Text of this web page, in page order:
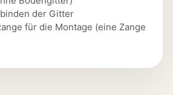
der Gitter
für die Montage (eine Zange